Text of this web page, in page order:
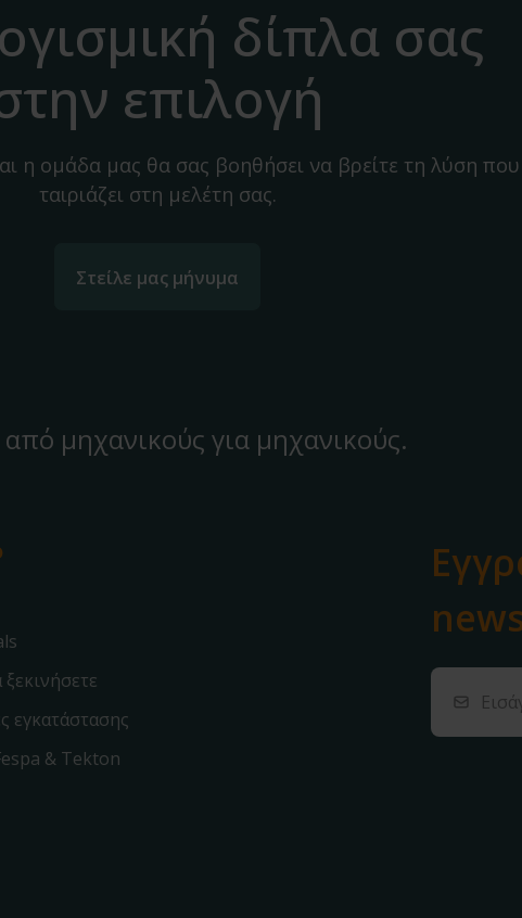
δίπλα σας
επιλογή
η ομάδα μας θα σας βοηθήσει να βρείτε τη λύση που
ταιριάζει στη μελέτη σας.
Στείλε μας μήνυμα
μηχανικούς για μηχανικούς.
εγκατάστασης
& Tekton